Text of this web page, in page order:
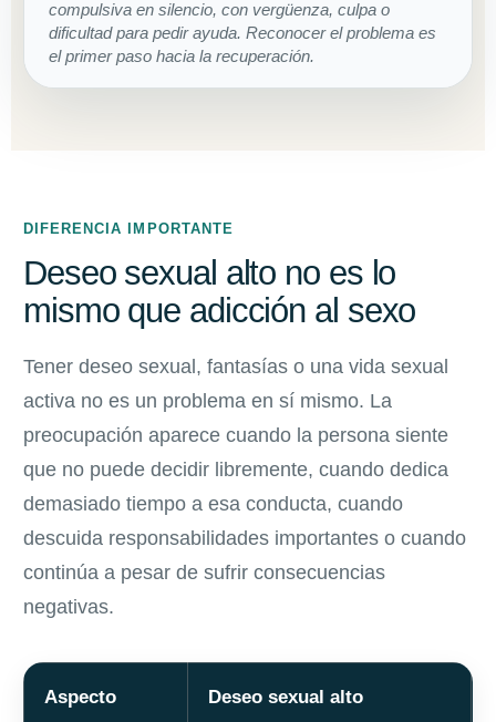
compulsiva en silencio, con vergüenza, culpa o
dificultad para pedir ayuda. Reconocer el problema es
el primer paso hacia la recuperación.
DIFERENCIA IMPORTANTE
Deseo sexual alto no es lo
mismo que adicción al sexo
Tener deseo sexual, fantasías o una vida sexual
activa no es un problema en sí mismo. La
preocupación aparece cuando la persona siente
que no puede decidir libremente, cuando dedica
demasiado tiempo a esa conducta, cuando
descuida responsabilidades importantes o cuando
continúa a pesar de sufrir consecuencias
negativas.
Aspecto Deseo sexual alto